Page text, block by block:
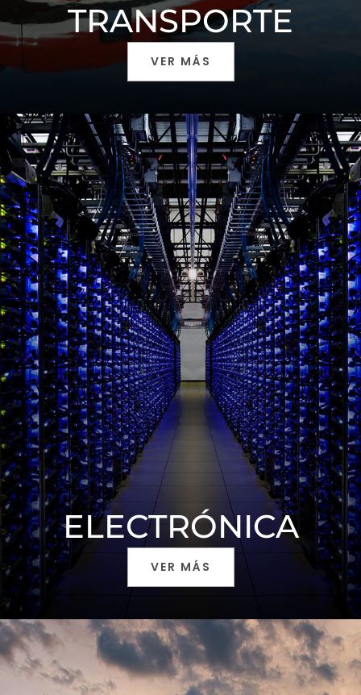
TRANSPORTE
VER MÁS
ELECTRÓNICA
VER MÁS